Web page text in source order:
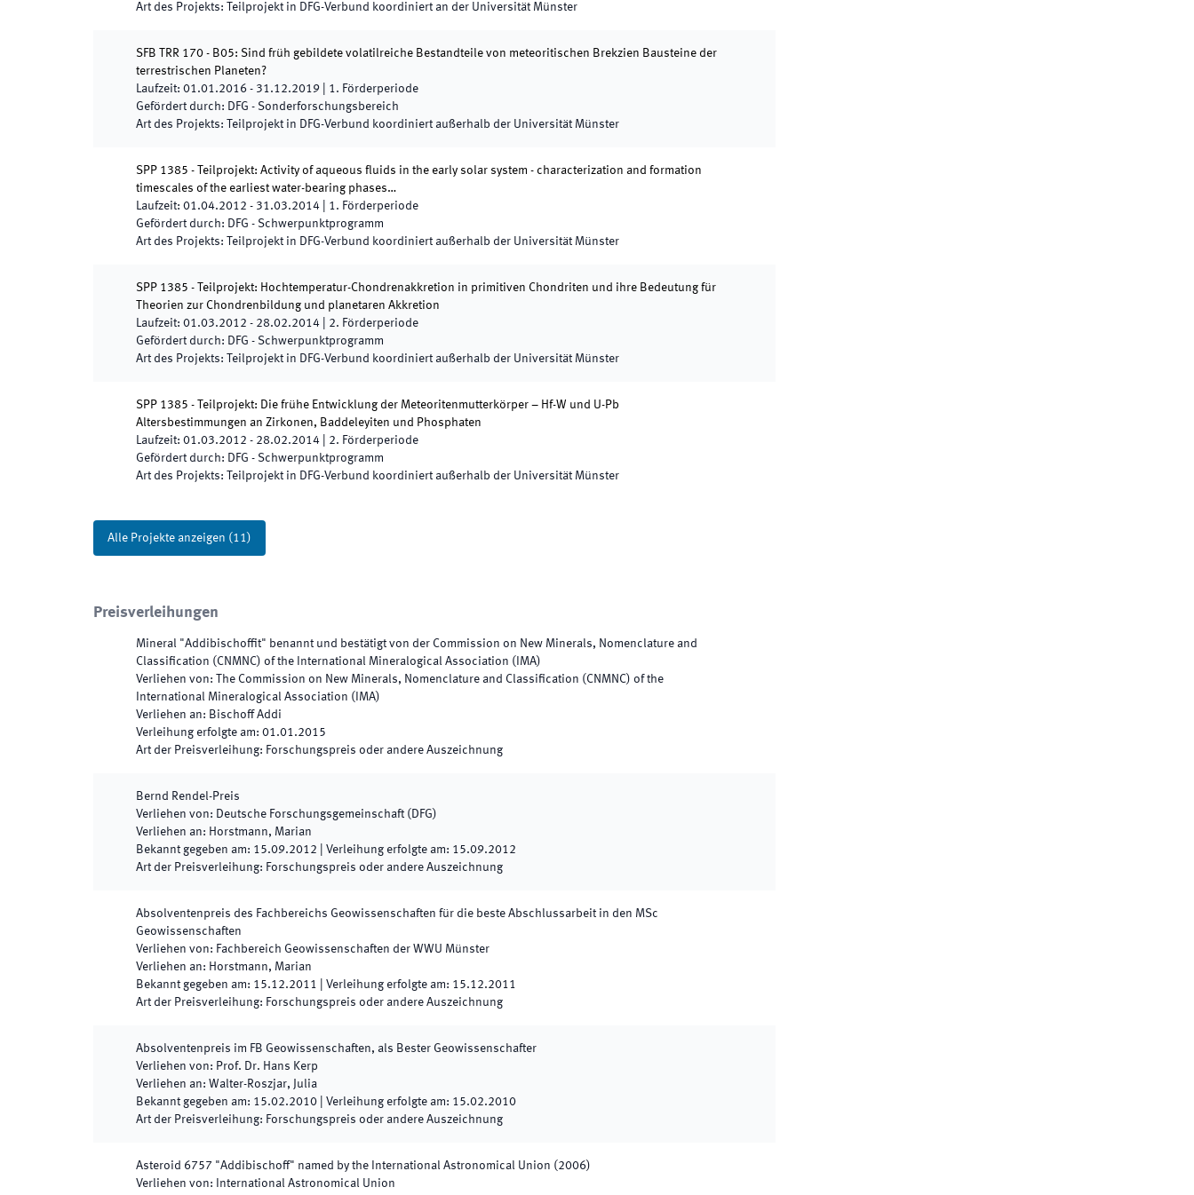
Art des Projekts: Teilprojekt in DFG-Verbund koordiniert an der Universität Münster
SFB TRR 170 - B05: Sind früh gebildete volatilreiche Bestandteile von meteoritischen Brekzien Bausteine der
terrestrischen Planeten?
Laufzeit: 01.01.2016 - 31.12.2019 1. Förderperiode
Gefördert durch: DFG - Sonderforschungsbereich
Art des Projekts: Teilprojekt in DFG-Verbund koordiniert außerhalb der Universität Münster
SPP 1385 - Teilprojekt: Activity of aqueous fluids in the early solar system - characterization and formation
timescales of the earliest water-bearing phases…
Laufzeit: 01.04.2012 - 31.03.2014 1. Förderperiode
Gefördert durch: DFG - Schwerpunktprogramm
Art des Projekts: Teilprojekt in DFG-Verbund koordiniert außerhalb der Universität Münster
SPP 1385 - Teilprojekt: Hochtemperatur-Chondrenakkretion in primitiven Chondriten und ihre Bedeutung für
Theorien zur Chondrenbildung und planetaren Akkretion
Laufzeit: 01.03.2012 - 28.02.2014 2. Förderperiode
Gefördert durch: DFG - Schwerpunktprogramm
Art des Projekts: Teilprojekt in DFG-Verbund koordiniert außerhalb der Universität Münster
SPP 1385 - Teilprojekt: Die frühe Entwicklung der Meteoritenmutterkörper – Hf-W und U-Pb
Altersbestimmungen an Zirkonen, Baddeleyiten und Phosphaten
Laufzeit: 01.03.2012 - 28.02.2014 2. Förderperiode
Gefördert durch: DFG - Schwerpunktprogramm
Art des Projekts: Teilprojekt in DFG-Verbund koordiniert außerhalb der Universität Münster
Alle Projekte anzeigen (11)
Preisverleihungen
Mineral "Addibischoffit" benannt und bestätigt von der Commission on New Minerals, Nomenclature and
Classification (CNMNC) of the International Mineralogical Association (IMA)
Verliehen von:
The Commission on New Minerals, Nomenclature and Classification (CNMNC) of the
International Mineralogical Association (IMA)
Verliehen an: Bischoff Addi
Verleihung erfolgte am: 01.01.2015
Art der Preisverleihung: Forschungspreis oder andere Auszeichnung
Bernd Rendel-Preis
Verliehen von: Deutsche Forschungsgemeinschaft (DFG)
Verliehen an: Horstmann, Marian
Bekannt gegeben am: 15.09.2012 Verleihung erfolgte am: 15.09.2012
Art der Preisverleihung: Forschungspreis oder andere Auszeichnung
Absolventenpreis des Fachbereichs Geowissenschaften für die beste Abschlussarbeit in den MSc
Geowissenschaften
Verliehen von: Fachbereich Geowissenschaften der WWU Münster
Verliehen an: Horstmann, Marian
Bekannt gegeben am: 15.12.2011 Verleihung erfolgte am: 15.12.2011
Art der Preisverleihung: Forschungspreis oder andere Auszeichnung
Absolventenpreis im FB Geowissenschaften, als Bester Geowissenschafter
Verliehen von: Prof. Dr. Hans Kerp
Verliehen an: Walter-Roszjar, Julia
Bekannt gegeben am: 15.02.2010 Verleihung erfolgte am: 15.02.2010
Art der Preisverleihung: Forschungspreis oder andere Auszeichnung
Asteroid 6757 "Addibischoff" named by the International Astronomical Union (2006)
Verliehen von:
International Astronomical Union